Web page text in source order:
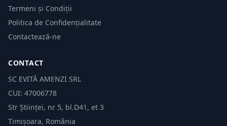
Termeni și Condiții
Politica de Confidențialitate
Contactează-ne
CONTACT
SC EVITĂ AMENZI SRL
CUI: 47006778
Str Științei, nr 5, bl.D41, et 3
Timișoara, România